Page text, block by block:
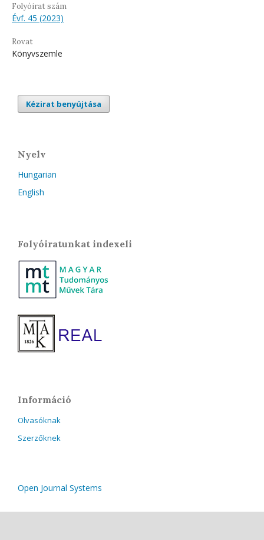
Folyóirat szám
Évf. 45 (2023)
Rovat
Könyvszemle
Kézirat benyújtása
Nyelv
Hungarian
English
Folyóiratunkat indexeli
Információ
Olvasóknak
Szerzőknek
Open Journal Systems